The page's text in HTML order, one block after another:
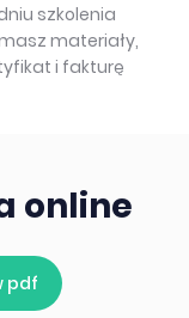
szkolenia
materiały,
i fakturę
online
pdf